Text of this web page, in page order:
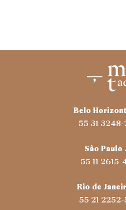
Belo
55 31
São Paulo
55 11
Rio de
55 21